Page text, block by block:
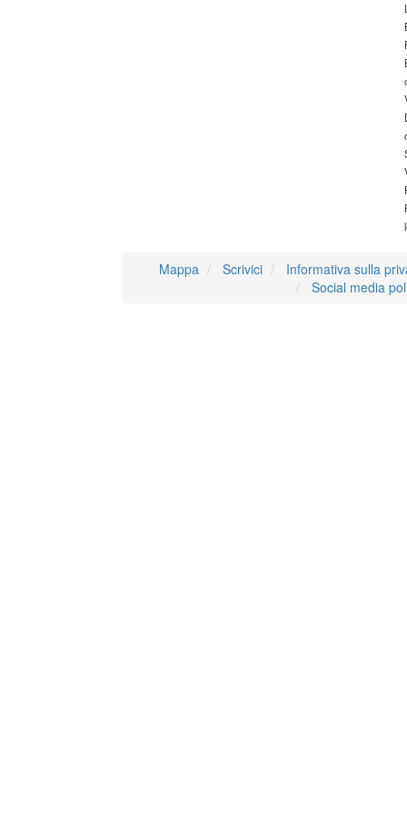
Mappa Scrivici
Informativa sulla
Social media